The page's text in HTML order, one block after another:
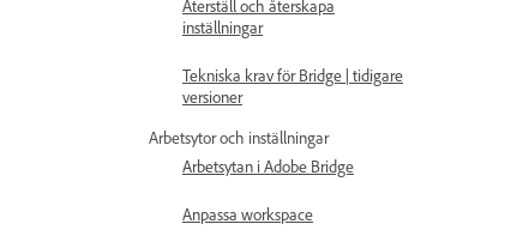
Återställ och återskapa
inställningar
Tekniska krav för Bridge | tidigare
versioner
Arbetsytor och inställningar
Arbetsytan i Adobe Bridge
Anpassa workspace